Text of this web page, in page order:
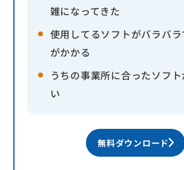
雑になってきた
使用してるソフトがバラバ
がかかる
うちの事業所に合ったソフ
い
無料ダウンロード